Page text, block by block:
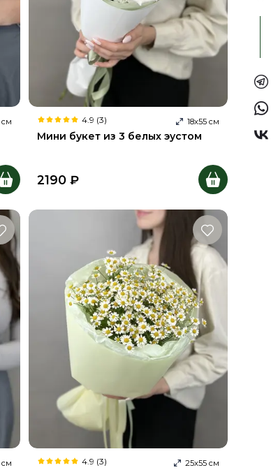
см 4.9 (3) 18х55см
Мини букет из 3 белых эустом
2190 ₽
см 4.9 (3) 25х55см